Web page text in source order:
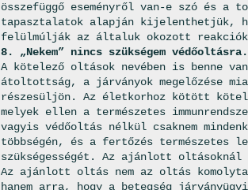
összefüggő eseményről van-e szó és
tapasztalatok alapján kijelenthetjük,
felülmúlják az általuk okozott reakciók
8. „Nekem” nincs szükségem védőoltásra.
A kötelező oltások nevében is benne
átoltottság, a járványok megelőzése
részesüljön. Az életkorhoz kötött
melyek ellen a természetes
vagyis védőoltás nélkül csaknem
többségén, és a fertőzés természetes
szükségességét. Az ajánlott
Az ajánlott oltás nem az oltás
hanem arra, hogy a betegség